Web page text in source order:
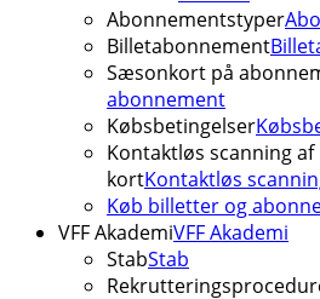
Abonnementstyper
Billetabonnement
Sæsonkort på
abonnement
Købsbetingelser
Kontaktløs scanning
kortKontaktløs
Køb billetter og
VFF AkademiVFF Akademi
StabStab